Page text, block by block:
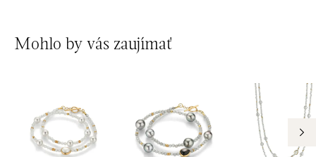
Mohlo by vás zaujímať